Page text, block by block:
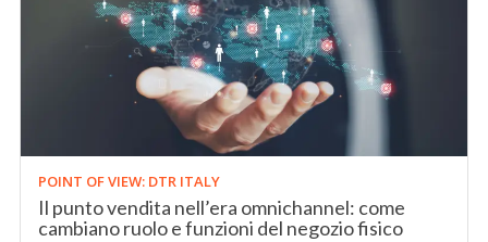
POINT OF VIEW: DTR ITALY
Il punto vendita nell’era omnichannel: come
cambiano ruolo e funzioni del negozio fisico